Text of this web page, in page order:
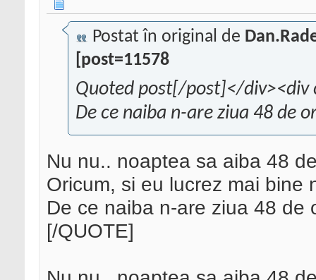
Postat în original de
[post=11578
Quoted post[/post]</div><div
De ce naiba n-are ziua 48 de
Nu nu.. noaptea sa aiba 48
Oricum, si eu lucrez mai bine
De ce naiba n-are ziua 48 de
[/QUOTE]